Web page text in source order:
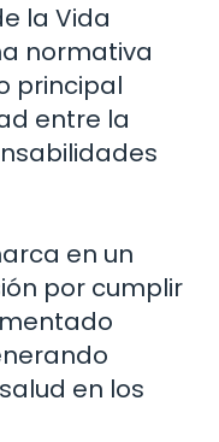
la Vida
normativa
principal
entre la
en un
por cumplir
en los